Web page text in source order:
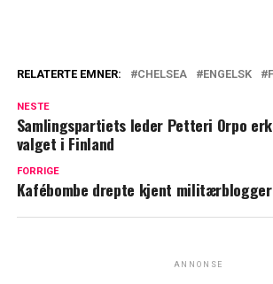
RELATERTE EMNER: CHELSEA ENGELSK
NESTE
Samlingspartiets leder Petteri Orpo
valget i Finland
FORRIGE
Kafébombe drepte kjent
ANNONSE